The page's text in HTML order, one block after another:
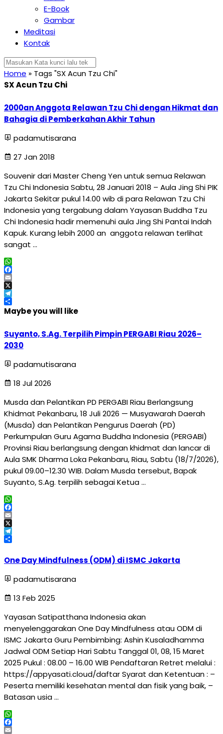
E-Book
Gambar
Meditasi
Kontak
Home » Tags "SX Acun Tzu Chi"
SX Acun Tzu Chi
2000an Anggota Relawan Tzu Chi dengan Hikmat dan
Bahagia di Pemberkahan Akhir Tahun
padamutisarana
27 Jan 2018
Souvenir dari Master Cheng Yen untuk semua Relawan
Tzu Chi Indonesia Sabtu, 28 Januari 2018 – Aula Jing Shi PIK
Jakarta Sekitar pukul 14.00 wib di para Relawan Tzu Chi
Indonesia yang tergabung dalam Yayasan Buddha Tzu
Chi Indonesia hadir memenuhi aula Jing Shi Pantai Indah
Kapuk. Kurang lebih 2000 an anggota relawan terlihat
sangat …
WhatsApp
Facebook
Email
X
Telegram
Share
Maybe you will like
Suyanto, S.Ag. Terpilih Pimpin PERGABI Riau 2026–
2030
padamutisarana
18 Jul 2026
Musda dan Pelantikan PD PERGABI Riau Berlangsung
Khidmat Pekanbaru, 18 Juli 2026 — Musyawarah Daerah
(Musda) dan Pelantikan Pengurus Daerah (PD)
Perkumpulan Guru Agama Buddha Indonesia (PERGABI)
Provinsi Riau berlangsung dengan khidmat dan lancar di
Aula SMK Dharma Loka Pekanbaru, Riau, Sabtu (18/7/2026),
pukul 09.00–12.30 WIB. Dalam Musda tersebut, Bapak
Suyanto, S.Ag. terpilih sebagai Ketua …
WhatsApp
Facebook
Email
X
Telegram
One Day Mindfulness (ODM) di ISMC Jakarta
padamutisarana
13 Feb 2025
Yayasan Satipatthana Indonesia akan
menyelenggarakan One Day Mindfulness atau ODM di
ISMC Jakarta Guru Pembimbing: Ashin Kusaladhamma
Jadwal ODM Setiap Hari Sabtu Tanggal 01, 08, 15 Maret
2025 Pukul : 08.00 – 16.00 WIB Pendaftaran Retret melalui :
https://appyasati.cloud/daftar Syarat dan Ketentuan : –
Peserta memiliki kesehatan mental dan fisik yang baik, –
Batasan usia …
WhatsApp
Facebook